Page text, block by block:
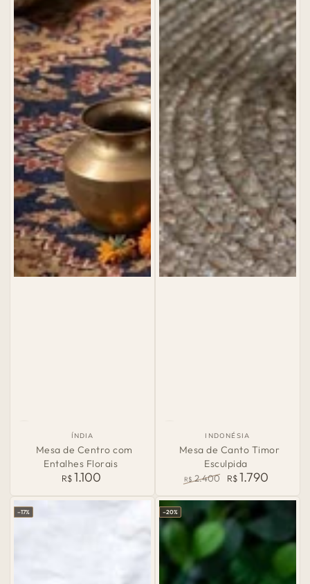
País
de
Origem:
ÍNDIA
Mesa de Centro com
Entalhes Florais
Preço
R$ 1.100
País
de
Origem:
INDONÉSIA
Mesa de Canto Timor
Esculpida
normal
R$ 2.400
de
venda
R$ 1.790
–17% –20%